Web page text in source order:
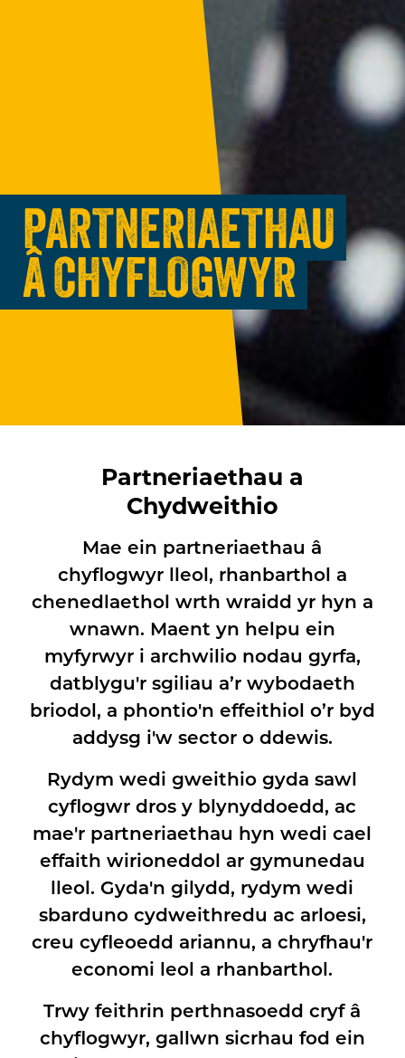
PARTNERIAETHAU
Â CHYFLOGWYR
Partneriaethau a
Chydweithio
Mae ein partneriaethau â
chyflogwyr lleol, rhanbarthol a
chenedlaethol wrth wraidd yr hyn a
wnawn. Maent yn helpu ein
myfyrwyr i archwilio nodau gyrfa,
datblygu'r sgiliau a’r wybodaeth
briodol, a phontio'n effeithiol o’r byd
addysg i'w sector o ddewis.
Rydym wedi gweithio gyda sawl
cyflogwr dros y blynyddoedd, ac
mae'r partneriaethau hyn wedi cael
effaith wirioneddol ar gymunedau
lleol. Gyda'n gilydd, rydym wedi
sbarduno cydweithredu ac arloesi,
creu cyfleoedd ariannu, a chryfhau'r
economi leol a rhanbarthol.
Trwy feithrin perthnasoedd cryf â
chyflogwyr, gallwn sicrhau fod ein